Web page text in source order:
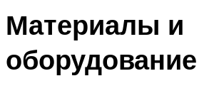
Материалы и
оборудование